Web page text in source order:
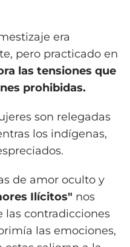
era
pero practicado en
las tensiones que
prohibidas.
son relegadas
los indígenas,
de amor oculto y
Ilícitos" nos
las contradicciones
las emociones,